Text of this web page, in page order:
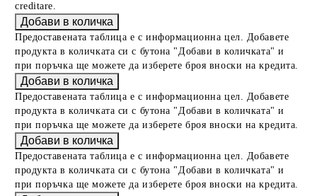
creditare.
Предоставената таблица е с информационна цел. Добавете
продукта в количката си с бутона "Добави в количката" и
при поръчка ще можете да изберете броя вноски на кредита.
Предоставената таблица е с информационна цел. Добавете
продукта в количката си с бутона "Добави в количката" и
при поръчка ще можете да изберете броя вноски на кредита.
Предоставената таблица е с информационна цел. Добавете
продукта в количката си с бутона "Добави в количката" и
при поръчка ще можете да изберете броя вноски на кредита.